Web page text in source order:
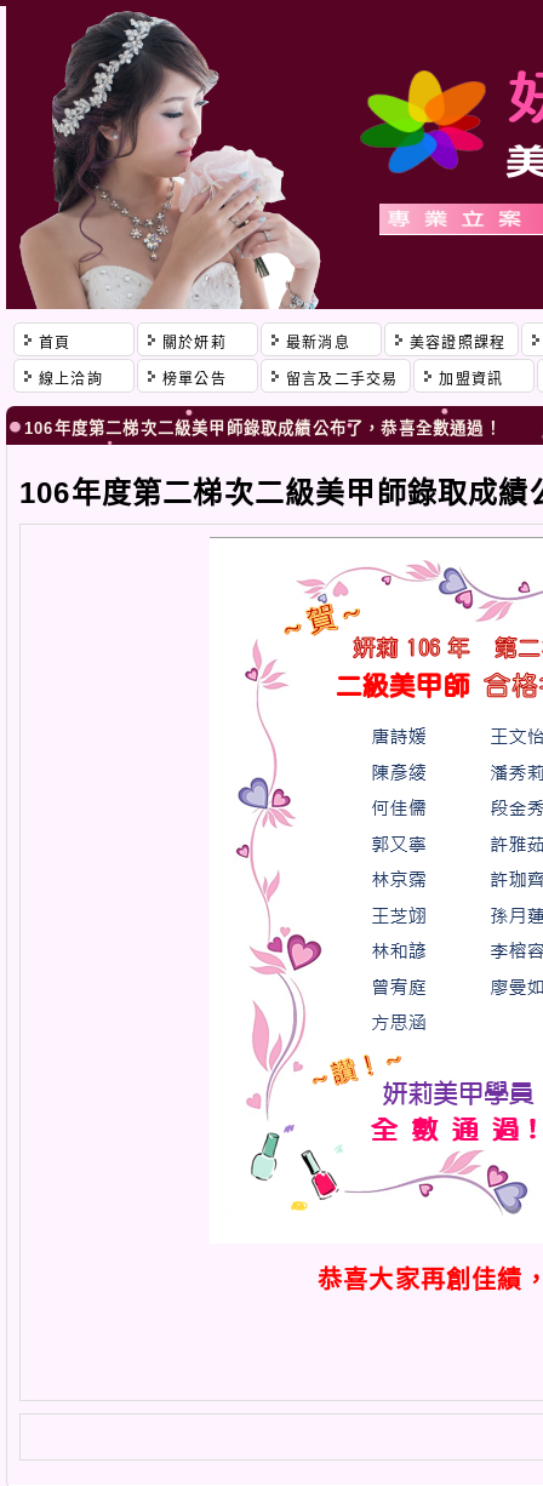
首頁 關於妍莉 最新消息 美容證照課程
線上洽詢 榜單公告 留言及二手交易 加盟資訊
106年度第二梯次二級美甲師錄取成績公布了，恭喜全數通過！
106年度第二梯次二級美甲師錄取成
恭喜大家再創佳績